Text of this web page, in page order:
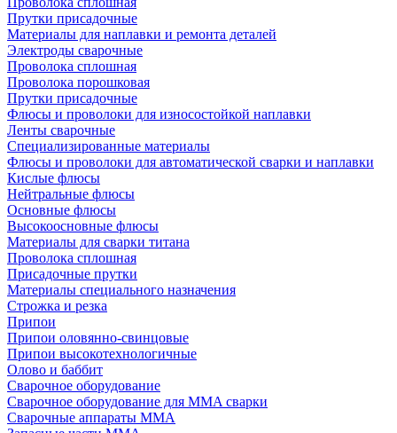
Прутки присадочные
Материалы для наплавки и ремонта деталей
Электроды сварочные
Проволока сплошная
Проволока порошковая
Прутки присадочные
Флюсы и проволоки для износостойкой наплавки
Ленты сварочные
Специализированные материалы
Флюсы и проволоки для автоматической сварки и наплавки
Кислые флюсы
Нейтральные флюсы
Основные флюсы
Высокоосновные флюсы
Материалы для сварки титана
Проволока сплошная
Присадочные прутки
Материалы специального назначения
Строжка и резка
Припои
Припои оловянно-свинцовые
Припои высокотехнологичные
Олово и баббит
Сварочное оборудование
Сварочное оборудование для MMA сварки
Сварочные аппараты MMA